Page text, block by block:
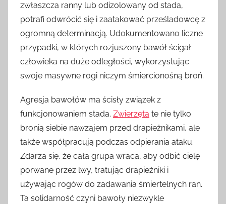
zwłaszcza ranny lub odizolowany od stada,
potrafi odwrócić się i zaatakować prześladowcę z
ogromną determinacją. Udokumentowano liczne
przypadki, w których rozjuszony bawół ścigał
człowieka na duże odległości, wykorzystując
swoje masywne rogi niczym śmiercionośną broń.
Agresja bawołów ma ścisły związek z
funkcjonowaniem stada. Zwierzęta te nie tylko
bronią siebie nawzajem przed drapieżnikami, ale
także współpracują podczas odpierania ataku.
Zdarza się, że cała grupa wraca, aby odbić cielę
porwane przez lwy, tratując drapieżniki i
używając rogów do zadawania śmiertelnych ran.
Ta solidarność czyni bawoły niezwykle